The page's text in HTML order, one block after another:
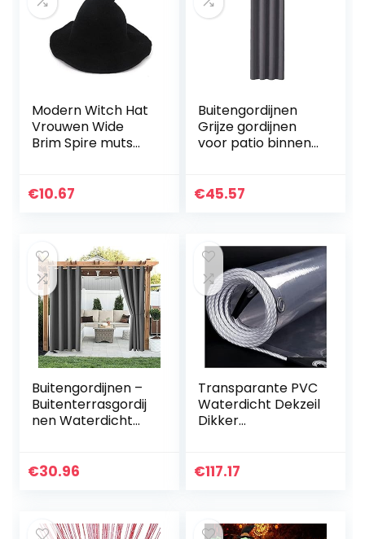
Modern Witch Hat
Vrouwen Wide
Brim Spire muts
Kostuum,
€10.67
Buitengordijnen
Grijze gordijnen
voor patio binnen
ijnpanelen voor
€45.57
Buitengordijnen –
Buitenterrasgordij
nen Waterdicht
Thermische
€30.96
Transparante PVC
Waterdicht Dekzeil
Dikker
Zacht Plastic
€117.17